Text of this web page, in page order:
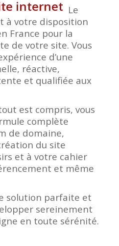
Le
à votre disposition
France pour la
de votre site. Vous
d’une
réactive,
et qualifiée aux
est compris, vous
complète
de domaine,
du site
et à votre cahier
et même
solution parfaite et
sereinement
en toute sérénité.